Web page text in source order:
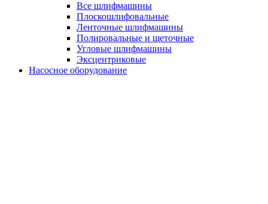
Все шлифмашины
Плоскошлифовальные
Ленточные шлифмашины
Полировальные и щеточные
Угловые шлифмашины
Эксцентриковые
Насосное оборудование